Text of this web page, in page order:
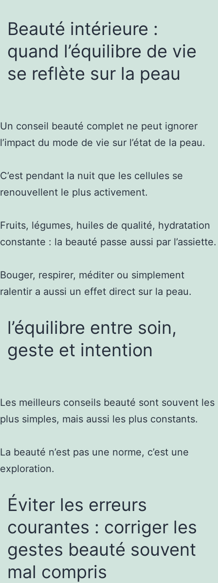
Beauté intérieure :
quand l’équilibre de vie
se reflète sur la peau
Un conseil beauté complet ne peut ignorer
l’impact du mode de vie sur l’état de la peau.
C’est pendant la nuit que les cellules se
renouvellent le plus activement.
Fruits, légumes, huiles de qualité, hydratation
constante : la beauté passe aussi par l’assiette.
Bouger, respirer, méditer ou simplement
ralentir a aussi un effet direct sur la peau.
l’équilibre entre soin,
geste et intention
Les meilleurs conseils beauté sont souvent les
plus simples, mais aussi les plus constants.
La beauté n’est pas une norme, c’est une
exploration.
Éviter les erreurs
courantes : corriger les
gestes beauté souvent
mal compris